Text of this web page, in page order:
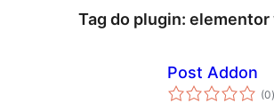
Tag do plugin: elementor
Post Addon
(0)